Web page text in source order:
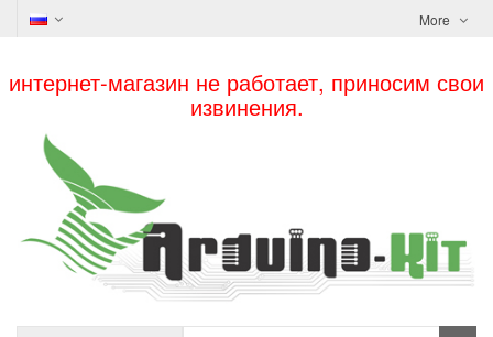
More
интернет-магазин не работает, приносим свои
извинения.